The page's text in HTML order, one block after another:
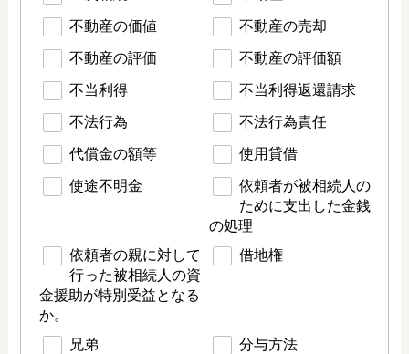
不動産の価値 不動産の売却
不動産の評価 不動産の評価額
不当利得 不当利得返還請求
不法行為 不法行為責任
代償金の額等 使用貸借
使途不明金
依頼者が被相続人の
ために支出した金銭
の処理
依頼者の親に対して
行った被相続人の資
金援助が特別受益となる
か。
借地権
兄弟 分与方法